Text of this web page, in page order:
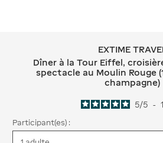
EXTIME TRAVEL
EXTIME
Dîner à la Tour Eiffel,
spectacle au Moulin Rouge
champagne)
5/5 - 1
Participant(es) :